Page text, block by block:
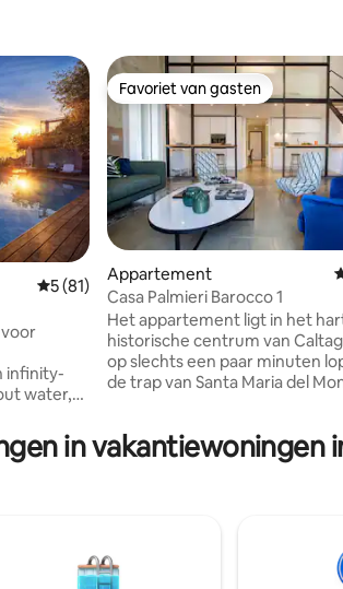
Gemiddelde beoordeling van 5 uit 5, 81
5 (81)
voor
infinity-
water,
en
één
Iconisch
Favoriet van gasten
Favoriet van gasten
Appartement
Casa Palmieri Barocco 1
Het appartement ligt in het
historische centrum van
op slechts een paar minuten
de trap van Santa Maria del
als een nobel palazzo,
nog steeds originele fresco 's en
appartement bestaat uit een
woonkamer met mezzanine,
in vakantiewoningen